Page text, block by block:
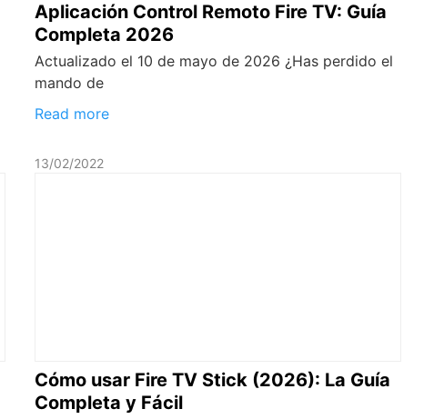
Aplicación Control Remoto Fire TV: Guía
Completa 2026
Actualizado el 10 de mayo de 2026 ¿Has perdido el
mando de
Read more
13/02/2022
Cómo usar Fire TV Stick (2026): La Guía
Completa y Fácil